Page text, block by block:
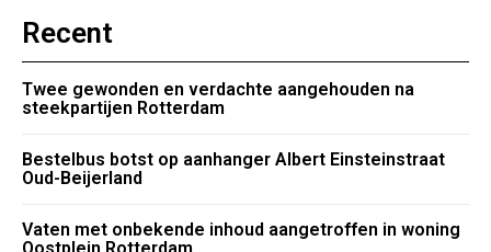
Recent
Twee gewonden en verdachte aangehouden na
steekpartijen Rotterdam
Bestelbus botst op aanhanger Albert Einsteinstraat
Oud-Beijerland
Vaten met onbekende inhoud aangetroffen in woning